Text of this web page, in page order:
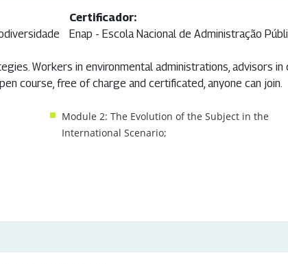
Certificador:
Enap - Escola Nacional de Administração
Workers in environmental administrations, advisors
course, free of charge and certificated, anyone can join.
Module 2: The Evolution of the Subject in the
International Scenario;